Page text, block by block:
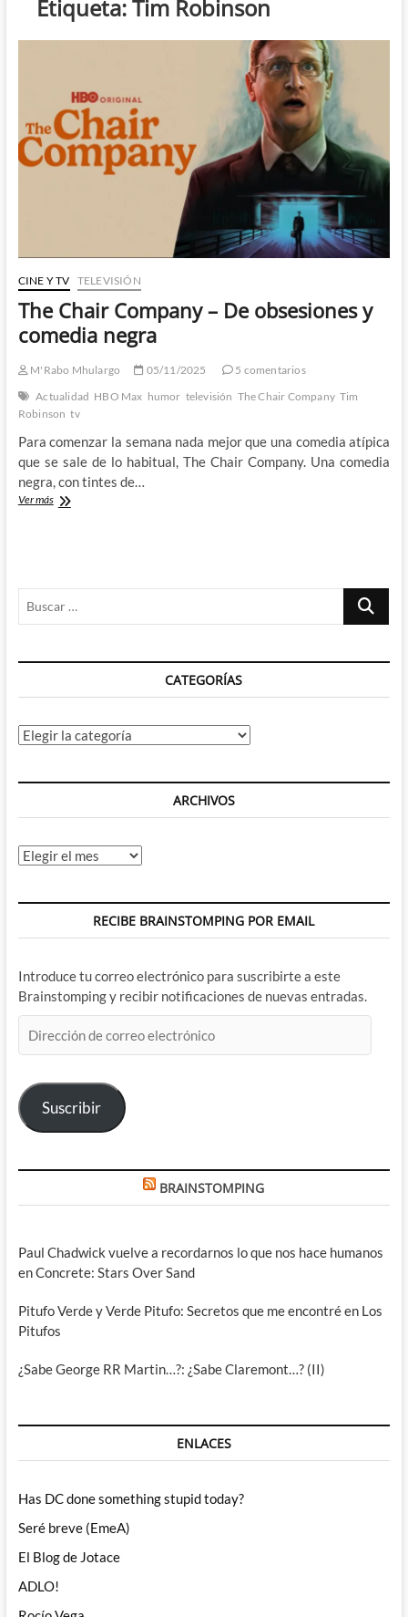
Etiqueta:Tim Robinson
CINE Y TV TELEVISIÓN
The Chair Company – De obsesiones y
comedia negra
M'Rabo Mhulargo 05/11/2025
5 comentarios
Actualidad HBO Max humor televisión The Chair Company Tim
Robinson tv
Para comenzar la semana nada mejor que una comedia atípica
que se sale de lo habitual, The Chair Company. Una comedia
negra, con tintes de…
Ver másThe
comedia
Buscar
CATEGORÍAS
Categorías
ARCHIVOS
Archivos
RECIBE BRAINSTOMPING POR EMAIL
Introduce tu correo electrónico para suscribirte a este
Brainstomping y recibir notificaciones de nuevas entradas.
de
electrónico
Suscribir
BRAINSTOMPING
Paul Chadwick vuelve a recordarnos lo que nos hace humanos
en Concrete: Stars Over Sand
Pitufo Verde y Verde Pitufo: Secretos que me encontré en Los
Pitufos
¿Sabe George RR Martin…?: ¿Sabe Claremont…? (II)
ENLACES
Has DC done something stupid today?
Seré breve (EmeA)
El Blog de Jotace
ADLO!